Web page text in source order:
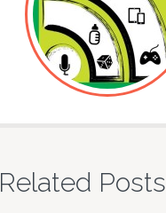
Related Posts